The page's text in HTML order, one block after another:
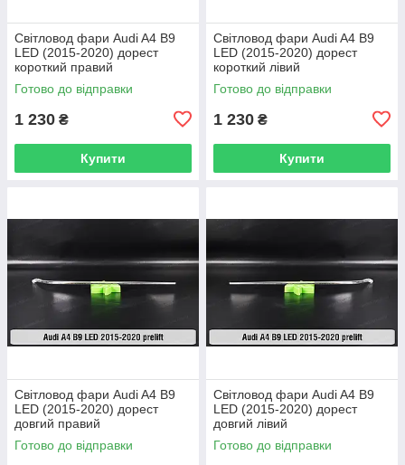
Світловод фари Audi A4 B9
LED (2015-2020) дорест
короткий правий
Готово до відправки
1 230 ₴
Купити
Світловод фари Audi A4 B9
LED (2015-2020) дорест
короткий лівий
Готово до відправки
1 230 ₴
Купити
Світловод фари Audi A4 B9
LED (2015-2020) дорест
довгий правий
Готово до відправки
Світловод фари Audi A4 B9
LED (2015-2020) дорест
довгий лівий
Готово до відправки